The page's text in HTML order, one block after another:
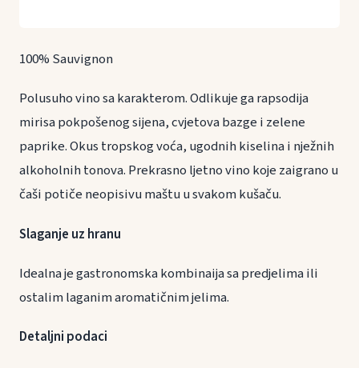
100% Sauvignon
Polusuho vino sa karakterom. Odlikuje ga rapsodija
mirisa pokpošenog sijena, cvjetova bazge i zelene
paprike. Okus tropskog voća, ugodnih kiselina i nježnih
alkoholnih tonova. Prekrasno ljetno vino koje zaigrano u
čaši potiče neopisivu maštu u svakom kušaču.
Slaganje uz hranu
Idealna je gastronomska kombinaija sa predjelima ili
ostalim laganim aromatičnim jelima.
Detaljni podaci